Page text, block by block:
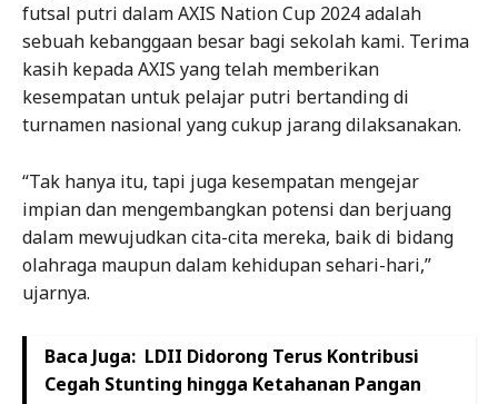
futsal putri dalam AXIS Nation Cup 2024 adalah
sebuah kebanggaan besar bagi sekolah kami. Terima
kasih kepada AXIS yang telah memberikan
kesempatan untuk pelajar putri bertanding di
turnamen nasional yang cukup jarang dilaksanakan.
“Tak hanya itu, tapi juga kesempatan mengejar
impian dan mengembangkan potensi dan berjuang
dalam mewujudkan cita-cita mereka, baik di bidang
olahraga maupun dalam kehidupan sehari-hari,”
ujarnya.
Baca Juga: LDII Didorong Terus Kontribusi
Cegah Stunting hingga Ketahanan Pangan